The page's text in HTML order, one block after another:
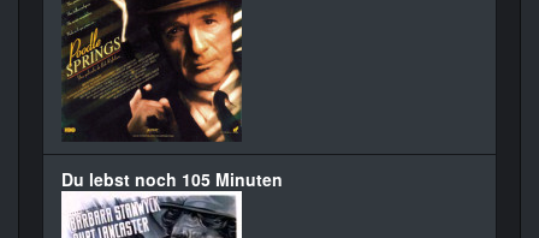
Du lebst noch 105 Minuten